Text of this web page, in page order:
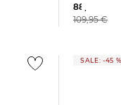
88,95 €
109,95 €
SALE: -45 %